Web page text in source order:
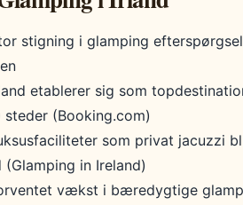
stigning i glamping
etablerer sig som
steder (Booking.com)
som privat jacuzzi
(Glamping in Ireland)
vækst i bæredygtige